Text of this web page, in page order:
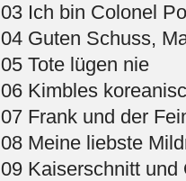
03 Ich bin Colonel
04 Guten Schuss,
05 Tote lügen nie
06 Kimbles
07 Frank und der
08 Meine liebste
09 Kaiserschnitt und